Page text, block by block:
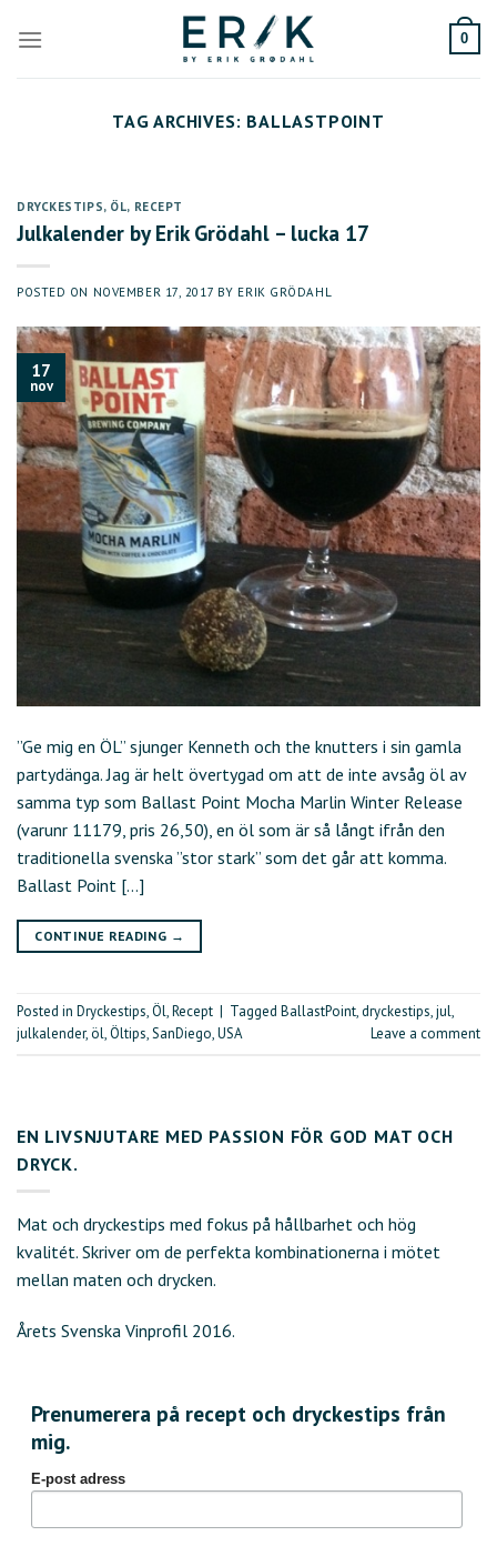
0
TAG ARCHIVES: BALLASTPOINT
DRYCKESTIPS, ÖL, RECEPT
Julkalender by Erik Grödahl – lucka 17
POSTED ON NOVEMBER 17, 2017 BY ERIK GRÖDAHL
17
nov
”Ge mig en ÖL” sjunger Kenneth och the knutters i sin gamla
partydänga. Jag är helt övertygad om att de inte avsåg öl av
samma typ som Ballast Point Mocha Marlin Winter Release
(varunr 11179, pris 26,50), en öl som är så långt ifrån den
traditionella svenska ”stor stark” som det går att komma.
Ballast Point […]
CONTINUE READING →
Posted in Dryckestips,Öl,Recept | Tagged BallastPoint,dryckestips,jul,
julkalender,öl,Öltips,SanDiego,USA Leave a comment
EN LIVSNJUTARE MED PASSION FÖR GOD MAT OCH
DRYCK.
Mat och dryckestips med fokus på hållbarhet och hög
kvalitét. Skriver om de perfekta kombinationerna i mötet
mellan maten och drycken.
Årets Svenska Vinprofil 2016.
Prenumerera på recept och dryckestips från
mig.
E-post adress